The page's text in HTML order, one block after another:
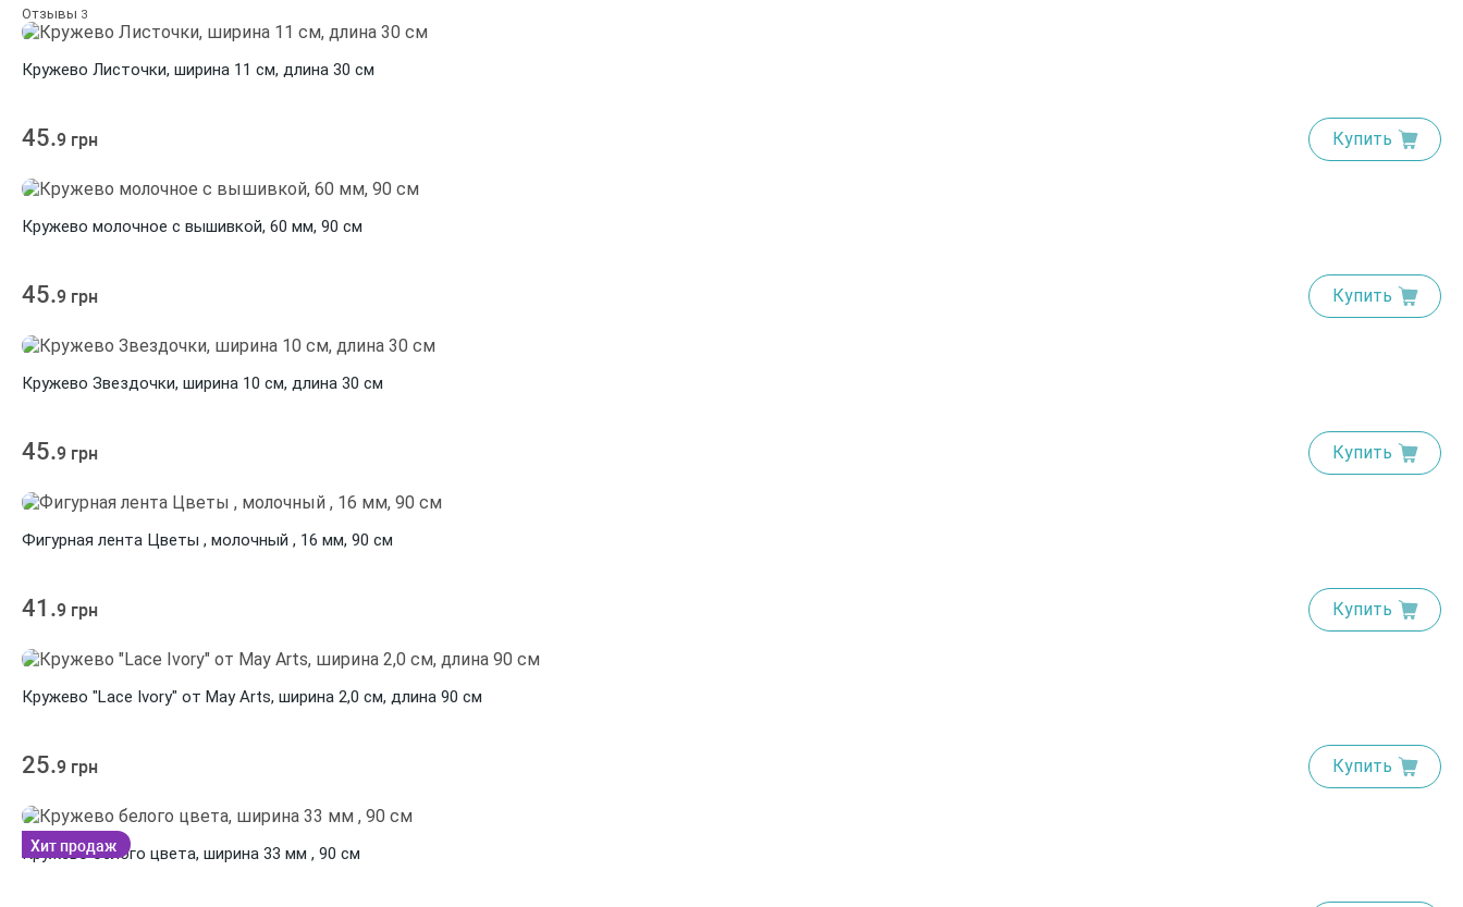
Отзывы 3
Кружево Листочки, ширина 11 см, длина 30 см
45.9 грн Купить
Кружево молочное с вышивкой, 60 мм, 90 см
45.9 грн Купить
Кружево Звездочки, ширина 10 см, длина 30 см
45.9 грн Купить
Фигурная лента Цветы , молочный , 16 мм, 90 см
41.9 грн Купить
Кружево "Lace Ivory" от May Arts, ширина 2,0 см, длина 90 см
25.9 грн Купить
Кружево белого цвета, ширина 33 мм , 90 см
Хит продаж